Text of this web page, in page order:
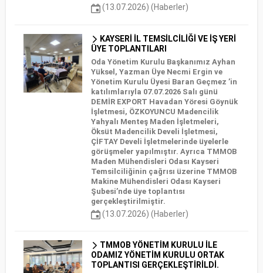
(13.07.2026) (Haberler)
KAYSERİ İL TEMSİLCİLİĞİ VE İŞ YERİ
ÜYE TOPLANTILARI
Oda Yönetim Kurulu Başkanımız Ayhan
Yüksel, Yazman Üye Necmi Ergin ve
Yönetim Kurulu Üyesi Baran Geçmez ’in
katılımlarıyla 07.07.2026 Salı günü
DEMİR EXPORT Havadan Yöresi Göynük
İşletmesi, ÖZKOYUNCU Madencilik
Yahyalı Menteş Maden İşletmeleri,
Öksüt Madencilik Develi İşletmesi,
ÇİFTAY Develi İşletmelerinde üyelerle
görüşmeler yapılmıştır. Ayrıca TMMOB
Maden Mühendisleri Odası Kayseri
Temsilciliğinin çağrısı üzerine TMMOB
Makine Mühendisleri Odası Kayseri
Şubesi’nde üye toplantısı
gerçekleştirilmiştir.
(13.07.2026) (Haberler)
TMMOB YÖNETİM KURULU İLE
ODAMIZ YÖNETİM KURULU ORTAK
TOPLANTISI GERÇEKLEŞTİRİLDİ.